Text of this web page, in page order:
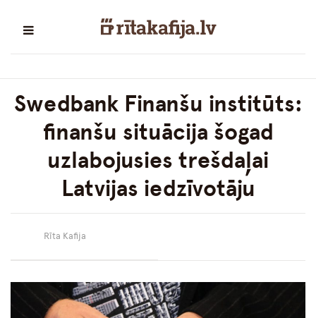
Swedbank Finanšu institūts:
finanšu situācija šogad
uzlabojusies trešdaļai
Latvijas iedzīvotāju
Rīta Kafija